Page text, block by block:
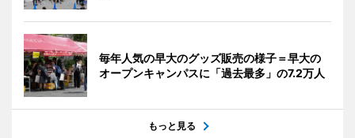
毎年人気の早大のグッズ販売の様子＝早大の
オープンキャンパスに「過去最多」の7.2万人
もっと見る